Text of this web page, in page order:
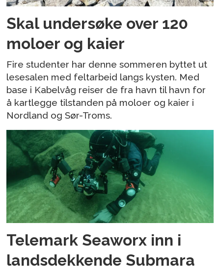
Skal undersøke over 120
moloer og kaier
Fire studenter har denne sommeren byttet ut
lesesalen med feltarbeid langs kysten. Med
base i Kabelvåg reiser de fra havn til havn for
å kartlegge tilstanden på moloer og kaier i
Nordland og Sør-Troms.
Telemark Seaworx inn i
landsdekkende Submara